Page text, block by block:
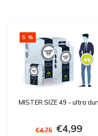
5 %
MISTER SIZE 49 - ultra dun
€4,75 €4,99